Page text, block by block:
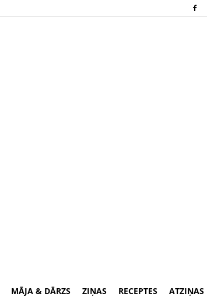
MĀJA & DĀRZS ZIŅAS RECEPTES ATZIŅAS